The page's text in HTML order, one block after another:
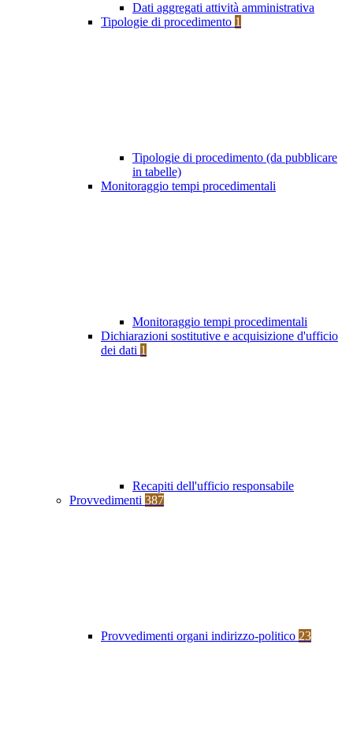
Dati aggregati attività amministrativa
Tipologie di procedimento 1
Tipologie di procedimento (da pubblicare
in tabelle)
Monitoraggio tempi procedimentali
Monitoraggio tempi procedimentali
Dichiarazioni sostitutive e acquisizione d'ufficio
dei dati 1
Recapiti dell'ufficio responsabile
Provvedimenti 387
Provvedimenti organi indirizzo-politico 23